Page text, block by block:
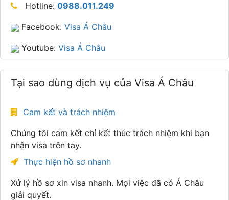
Hotline: 0988.011.249
Facebook: Visa Á Châu
Youtube: Visa Á Châu
Tại sao dùng dịch vụ của Visa Á Châu
Cam kết và trách nhiệm
Chúng tôi cam kết chỉ kết thúc trách nhiệm khi bạn
nhận visa trên tay.
Thực hiện hồ sơ nhanh
Xử lý hồ sơ xin visa nhanh. Mọi việc đã có Á Châu
giải quyết.